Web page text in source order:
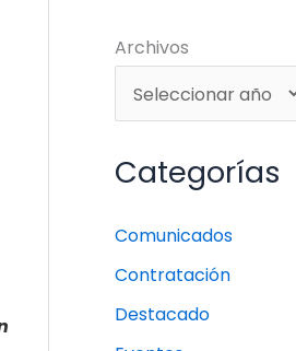
Archivos
Categorías
Comunicados
Contratación
Destacado